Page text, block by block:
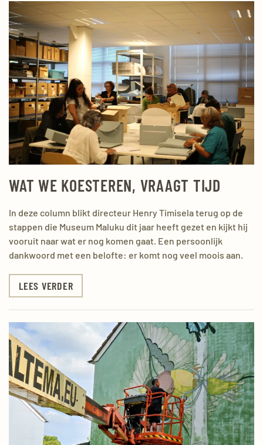
WAT WE KOESTEREN, VRAAGT TIJD
In deze column blikt directeur Henry Timisela terug op de
stappen die Museum Maluku dit jaar heeft gezet en kijkt hij
vooruit naar wat er nog komen gaat. Een persoonlijk
dankwoord met een belofte: er komt nog veel moois aan.
LEES VERDER